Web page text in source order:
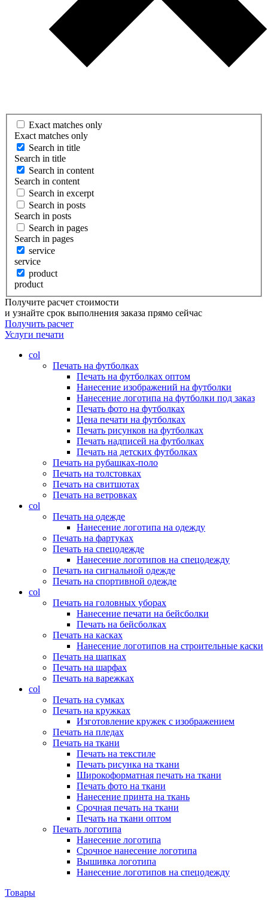
Exact matches only
Exact matches only
Search in title
Search in title
Search in content
Search in content
Search in excerpt
Search in posts
Search in posts
Search in pages
Search in pages
service
service
product
product
Получите расчет стоимости
и узнайте срок выполнения заказа прямо сейчас
Получить расчет
Услуги печати
col
Печать на футболках
Печать на футболках оптом
Нанесение изображений на футболки
Нанесение логотипа на футболки под заказ
Печать фото на футболках
Цена печати на футболках
Печать рисунков на футболках
Печать надписей на футболках
Печать на детских футболках
Печать на рубашках-поло
Печать на толстовках
Печать на свитшотах
Печать на ветровках
col
Печать на одежде
Нанесение логотипа на одежду
Печать на фартуках
Печать на спецодежде
Нанесение логотипов на спецодежду
Печать на сигнальной одежде
Печать на спортивной одежде
col
Печать на головных уборах
Нанесение печати на бейсболки
Печать на бейсболках
Печать на касках
Нанесение логотипов на строительные каски
Печать на шапках
Печать на шарфах
Печать на варежках
col
Печать на сумках
Печать на кружках
Изготовление кружек с изображением
Печать на пледах
Печать на ткани
Печать на текстиле
Печать рисунка на ткани
Широкоформатная печать на ткани
Печать фото на ткани
Нанесение принта на ткань
Срочная печать на ткани
Печать на ткани оптом
Печать логотипа
Нанесение логотипа
Срочное нанесение логотипа
Вышивка логотипа
Нанесение логотипов на спецодежду
Товары